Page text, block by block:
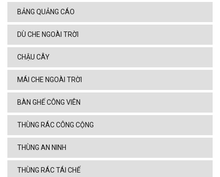
BẢNG QUẢNG CÁO
DÙ CHE NGOÀI TRỜI
CHẬU CÂY
MÁI CHE NGOÀI TRỜI
BÀN GHẾ CÔNG VIÊN
THÙNG RÁC CÔNG CỘNG
THÙNG AN NINH
THÙNG RÁC TÁI CHẾ